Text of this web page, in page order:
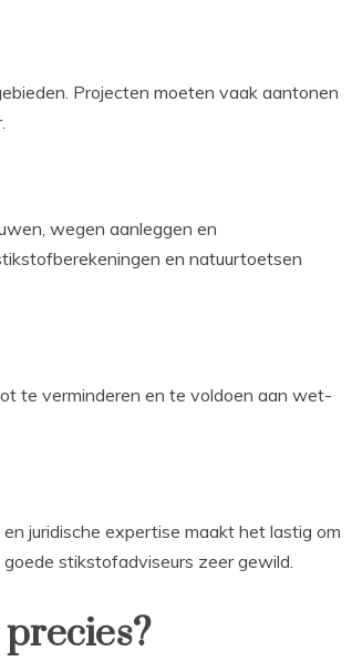
Projecten moeten vaak aantonen
wegen aanleggen en
en natuurtoetsen
te verminderen en te voldoen aan wet-
juridische expertise maakt het lastig om
stikstofadviseurs zeer gewild.